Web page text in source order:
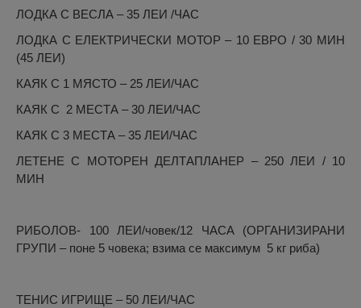
ЛОДКА С ВЕСЛА – 35 ЛЕИ /ЧАС
ЛОДКА С ЕЛЕКТРИЧЕСКИ МОТОР – 10 ЕВРО / 30 МИН
(45 ЛЕИ)
КАЯК С 1 МЯСТО – 25 ЛЕИ/ЧАС
КАЯК С 2 МЕСТА – 30 ЛЕИ/ЧАС
КАЯК С 3 МЕСТА – 35 ЛЕИ/ЧАС
ЛЕТЕНЕ С МОТОРЕН ДЕЛТАПЛАНЕР – 250 ЛЕИ / 10
МИН
РИБОЛОВ- 100 ЛЕИ/човек/12 ЧАСА (ОРГАНИЗИРАНИ
ГРУПИ – поне 5 човека; взима се максимум 5 кг риба)
ТЕНИС ИГРИЩЕ – 50 ЛЕИ/ЧАС